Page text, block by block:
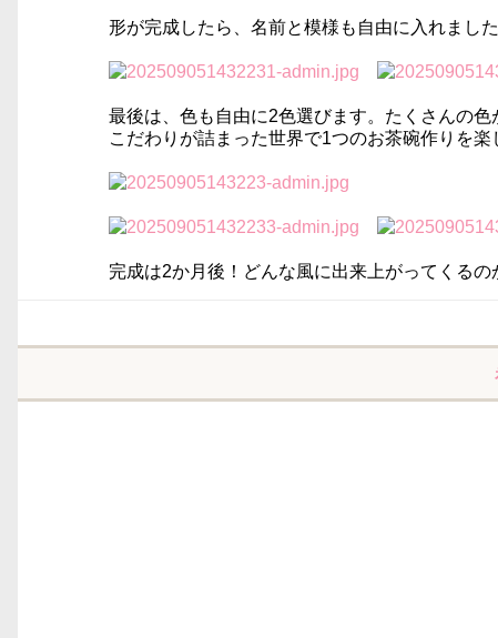
形が完成したら、名前と模様も自由に入れまし
最後は、色も自由に2色選びます。たくさんの
こだわりが詰まった世界で1つのお茶碗作りを
完成は2か月後！どんな風に出来上がってくるの